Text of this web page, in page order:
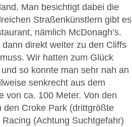
Man besichtigt dabei die
Straßenkünstlern gibt es
nämlich McDonagh’s.
direkt weiter zu den Cliffs
Wir hatten zum Glück
so konnte man sehr nah an
senkrecht aus dem
von ca. 100 Meter. Von den
den Croke Park (drittgrößte
(Achtung Suchtgefahr)